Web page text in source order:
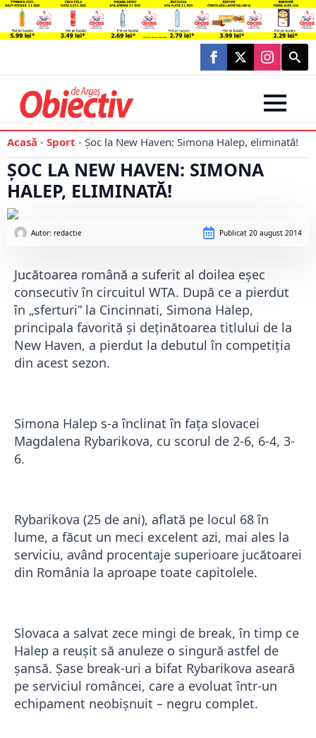
Search
for:
Acasă - Sport - Şoc la New Haven: Simona Halep, eliminată!
ŞOC LA NEW HAVEN: SIMONA
HALEP, ELIMINATĂ!
Autor: redactie Publicat 20 august 2014
Jucătoarea română a suferit al doilea eşec
consecutiv în circuitul WTA. După ce a pierdut
în „sferturi” la Cincinnati, Simona Halep,
principala favorită şi deţinătoarea titlului de la
New Haven, a pierdut la debutul în competiţia
din acest sezon.
Simona Halep s-a înclinat în faţa slovacei
Magdalena Rybarikova, cu scorul de 2-6, 6-4, 3-
6.
Rybarikova (25 de ani), aflată pe locul 68 în
lume, a făcut un meci excelent azi, mai ales la
serviciu, având procentaje superioare jucătoarei
din România la aproape toate capitolele.
Slovaca a salvat zece mingi de break, în timp ce
Halep a reuşit să anuleze o singură astfel de
şansă. Şase break-uri a bifat Rybarikova aseară
pe serviciul româncei, care a evoluat într-un
echipament neobişnuit – negru complet.